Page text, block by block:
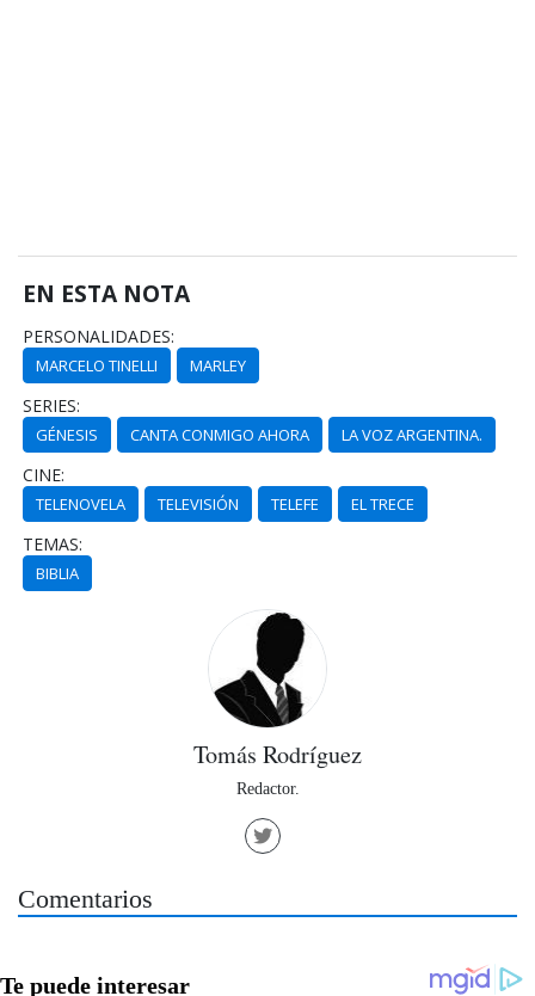
EN ESTA NOTA
PERSONALIDADES:
MARCELO TINELLI MARLEY
SERIES:
GÉNESIS CANTA CONMIGO AHORA LA VOZ ARGENTINA.
CINE:
TELENOVELA TELEVISIÓN TELEFE EL TRECE
TEMAS:
BIBLIA
Tomás Rodríguez
Redactor.
Comentarios